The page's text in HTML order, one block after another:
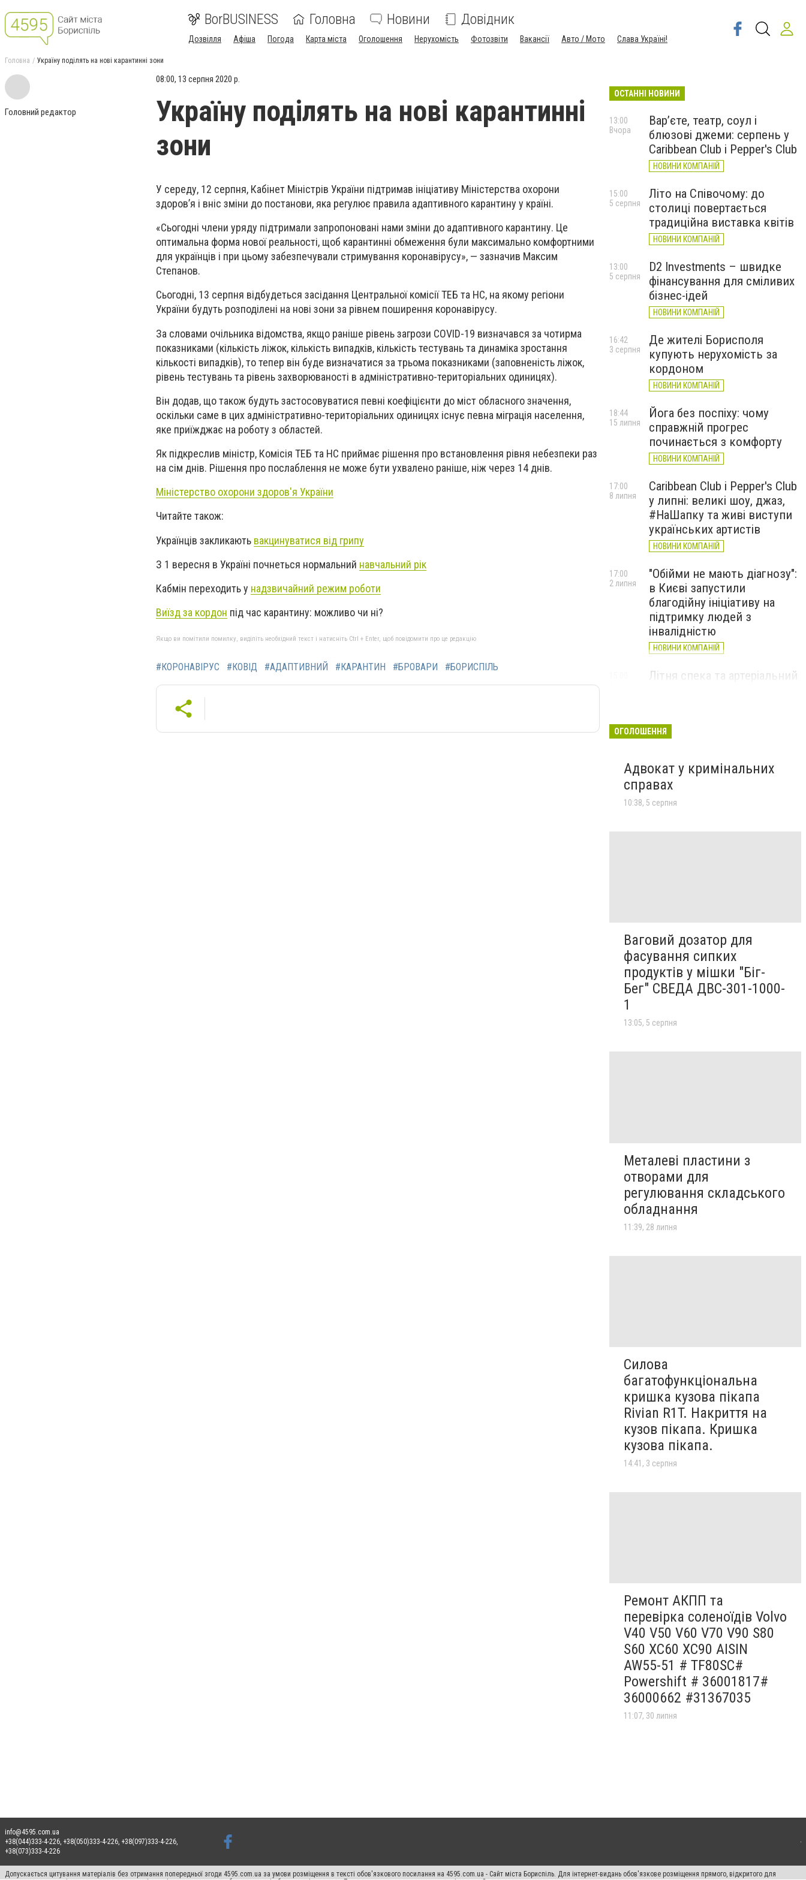
BorBUSINESS Головна Новини Довідник
Дозвілля Афіша Погода Карта міста Оголошення Нерухомість Фотозвіти Вакансії Авто / Мото Слава Україні!
Головна Україну поділять на нові карантинні зони
Головний редактор
08:00, 13 серпня 2020 р.
Україну поділять на нові карантинні
зони
У середу, 12 серпня, Кабінет Міністрів України підтримав ініціативу Міністерства охорони
здоров’я і вніс зміни до постанови, яка регулює правила адаптивного карантину у країні.
«Сьогодні члени уряду підтримали запропоновані нами зміни до адаптивного карантину. Це
оптимальна форма нової реальності, щоб карантинні обмеження були максимально комфортними
для українців і при цьому забезпечували стримування коронавірусу», — зазначив Максим
Степанов.
Сьогодні, 13 серпня відбудеться засідання Центральної комісії ТЕБ та НС, на якому регіони
України будуть розподілені на нові зони за рівнем поширення коронавірусу.
За словами очільника відомства, якщо раніше рівень загрози COVID-19 визначався за чотирма
показниками (кількість ліжок, кількість випадків, кількість тестувань та динаміка зростання
кількості випадків), то тепер він буде визначатися за трьома показниками (заповненість ліжок,
рівень тестувань та рівень захворюваності в адміністративно-територіальних одиницях).
Він додав, що також будуть застосовуватися певні коефіцієнти до міст обласного значення,
оскільки саме в цих адміністративно-територіальних одиницях існує певна міграція населення,
яке приїжджає на роботу з областей.
Як підкреслив міністр, Комісія ТЕБ та НС приймає рішення про встановлення рівня небезпеки раз
на сім днів. Рішення про послаблення не може бути ухвалено раніше, ніж через 14 днів.
Міністерство охорони здоров'я України
Читайте також:
Українців закликають вакцинуватися від грипу
З 1 вересня в Україні почнеться нормальний навчальний рік
Кабмін переходить у надзвичайний режим роботи
Виїзд за кордон під час карантину: можливо чи ні?
Якщо ви помітили помилку, виділіть необхідний текст і натисніть Ctrl + Enter, щоб повідомити про це редакцію
#КОРОНАВІРУС #КОВІД #АДАПТИВНИЙ #КАРАНТИН #БРОВАРИ #БОРИСПІЛЬ
ОСТАННІ НОВИНИ
Вар’єте, театр, соул і
блюзові джеми: серпень у
Caribbean Club і Pepper's Club
НОВИНИ КОМПАНІЙ
13:00
Вчора
Літо на Співочому: до
столиці повертається
традиційна виставка квітів
НОВИНИ КОМПАНІЙ
15:00
5 серпня
D2 Investments – швидке
фінансування для сміливих
бізнес-ідей
НОВИНИ КОМПАНІЙ
13:00
5 серпня
Де жителі Борисполя
купують нерухомість за
кордоном
НОВИНИ КОМПАНІЙ
16:42
3 серпня
Йога без поспіху: чому
справжній прогрес
починається з комфорту
НОВИНИ КОМПАНІЙ
18:44
15 липня
Caribbean Club і Pepper's Club
у липні: великі шоу, джаз,
#НаШапку та живі виступи
українських артистів
НОВИНИ КОМПАНІЙ
17:00
8 липня
"Обійми не мають діагнозу":
в Києві запустили
благодійну ініціативу на
підтримку людей з
інвалідністю
НОВИНИ КОМПАНІЙ
17:00
2 липня
Літня спека та артеріальний
ОГОЛОШЕННЯ
Адвокат у кримінальних
справах
10:38, 5 серпня
Ваговий дозатор для
фасування сипких
продуктів у мішки "Біг-
Бег" СВЕДА ДВС-301-1000-
1
13:05, 5 серпня
Металеві пластини з
отворами для
регулювання складського
обладнання
11:39, 28 липня
Силова
багатофункціональна
кришка кузова пікапа
Rivian R1T. Накриття на
кузов пікапа. Кришка
кузова пікапа.
14:41, 3 серпня
Ремонт АКПП та
перевірка соленоїдів Volvo
V40 V50 V60 V70 V90 S80
S60 XC60 XC90 AISIN
AW55-51 # TF80SC#
Powershift # 36001817#
36000662 #31367035
11:07, 30 липня
info@4595.com.ua
+38(044)333-4-226, +38(050)333-4-226, +38(097)333-4-226,
+38(073)333-4-226
Допускається цитування матеріалів без отримання попередньої згоди 4595.com.ua за умови розміщення в тексті обов'язкового посилання на 4595.com.ua - Сайт міста Бориспіль. Для інтернет-видань обов'язкове розміщення прямого, відкритого для